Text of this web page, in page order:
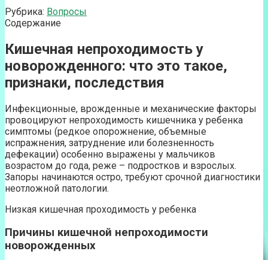
Рубрика: Вопросы
Содержание
Кишечная непроходимость у
новорожденного: что это такое,
признаки, последствия
Инфекционные, врожденные и механические факторы
провоцируют непроходимость кишечника у ребенка
симптомы (редкое опорожнение, объемные
испражнения, затруднение или болезненность
дефекации) особенно выражены у мальчиков
возрастом до года, реже – подростков и взрослых.
Запоры начинаются остро, требуют срочной диагностики
неотложной патологии.
Низкая кишечная проходимость у ребенка
Причины кишечной непроходимости
новорожденных